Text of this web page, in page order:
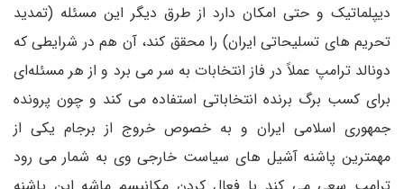
دیپلماتیک و حتی امکان دارد از طرق دیگر این مسئله (تمدید
تحریم های تسلیحاتی ایران) را محقق کند، آن هم در شرایطی که
دونالد ترامپ عملاً در فاز انتخابات به سر می برد و از هر مسئله‌ای
برای کسب برگ برنده انتخاباتی استفاده می کند و چون پرونده
جمهوری اسلامی ایران و به خصوص خروج از برجام یکی از
مهمترین پاشنه آشیل های سیاست خارجی وی به شمار می رود